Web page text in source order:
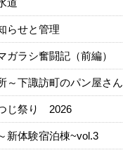
らせと管理
ガラシ奮闘記（前編）
～下諏訪町のパン屋さん
じ祭り 2026
新体験宿泊棟~vol.3